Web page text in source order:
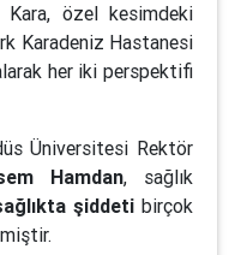
Kara, özel kesimdeki
Karadeniz Hastanesi
her iki perspektifi
Üniversitesi Rektör
Hamdan, sağlık
şiddeti birçok